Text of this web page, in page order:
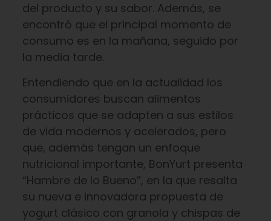
del producto y su sabor. Además, se
encontró que el principal momento de
consumo es en la mañana, seguido por
la media tarde.
Entendiendo que en la actualidad los
consumidores buscan alimentos
prácticos que se adapten a sus estilos
de vida modernos y acelerados, pero
que, además tengan un enfoque
nutricional importante, BonYurt presenta
“Hambre de lo Bueno”, en la que resalta
su nueva e innovadora propuesta de
yogurt clásico con granola y chispas de